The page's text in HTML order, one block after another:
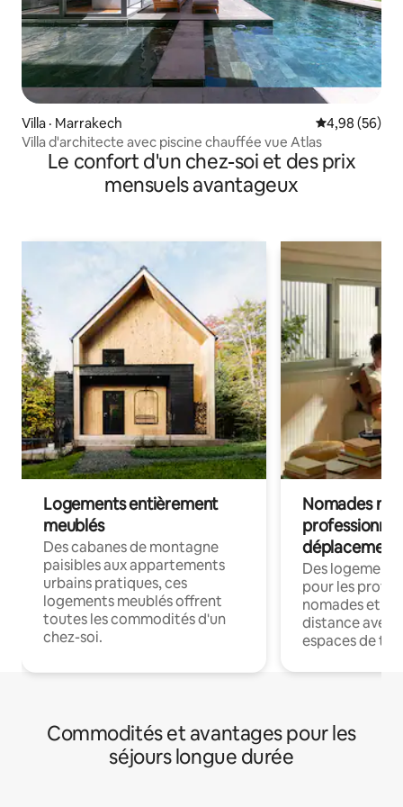
Villa · Marrakech Note
4,98 (56)
Villa d'architecte avec piscine chauffée vue Atlas
Le confort d'un chez-soi et des prix
mensuels avantageux
Logements entièrement
meublés
Des cabanes de montagne
paisibles aux appartements
urbains pratiques, ces
logements meublés offrent
toutes les commodités d'un
chez-soi.
Nomades
déplacement
Des
pour les
nomades et
distance avec
espaces de
Commodités et avantages pour les
séjours longue durée